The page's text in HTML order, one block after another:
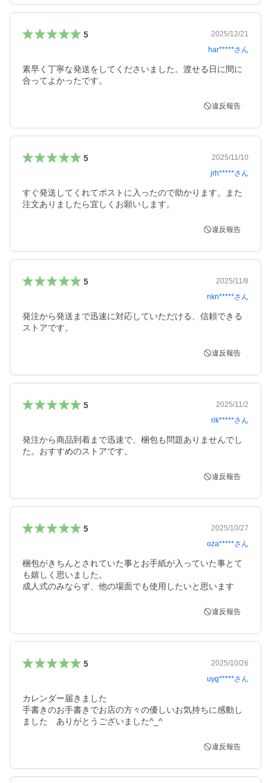
5
2025/12/21
har*****さん
素早く丁寧な発送をしてくださいました。渡せる日に間に
合ってよかったです。
違反報告
5
2025/11/10
jrh*****さん
すぐ発送してくれてポストに入ったので助かります。また
注文ありましたら宜しくお願いします。
違反報告
5
2025/11/8
nkn*****さん
発注から発送まで迅速に対応していただける、信頼できる
ストアです。
違反報告
5
2025/11/2
rik*****さん
発注から商品到着まで迅速で、梱包も問題ありませんでし
た。おすすめのストアです。
違反報告
5
2025/10/27
oza*****さん
梱包がきちんとされていた事とお手紙が入っていた事とて
も嬉しく思いました。
成人式のみならず、他の場面でも使用したいと思います
違反報告
5
2025/10/26
uyg*****さん
カレンダー届きました
手書きのお手書きでお店の方々の優しいお気持ちに感動し
ました　ありがとうございました^_^
違反報告